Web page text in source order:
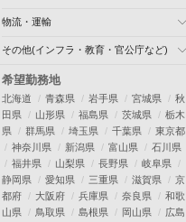
物流・運輸
その他(インフラ・教育・官公庁など)
希望勤務地
北海道 青森県 岩手県 宮城県
秋
田県
山形県 福島県 茨城県
栃木
県
群馬県 埼玉県 千葉県
東京都
神奈川県
新潟県 富山県
石川県
福井県
山梨県 長野県
岐阜県
静岡県
愛知県 三重県 滋賀県
京
都府
大阪府 兵庫県 奈良県
和歌
山県
鳥取県 島根県 岡山県
広島